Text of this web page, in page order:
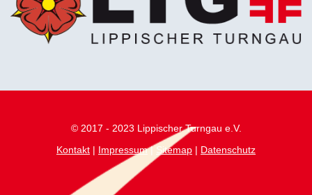
© 2017 - 2023 Lippischer Turngau e.V.
Kontakt | Impressum| Sitemap | Datenschutz